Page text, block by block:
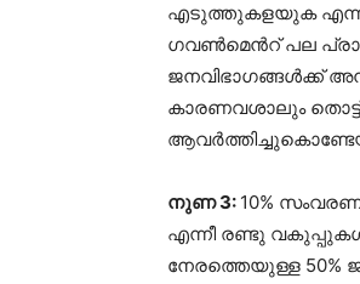
എടുത്തുകളയുക
ഗവൺമെൻറ് പല
ജനവിഭാഗങ്ങൾക്ക്
കാരണവശാലും
നുണ 3: 10%
എന്നീ രണ്ടു
നേരത്തെയുള്ള 50%